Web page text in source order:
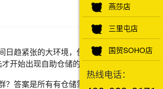
趋紧张的大环境，使得这种
开始出现自助仓储的身影。
答案是所有有仓储需求的
燕莎店
三里屯店
国贸SOHO店
热线电话：